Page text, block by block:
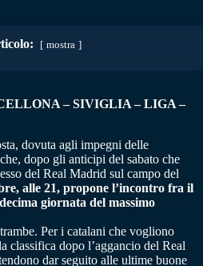
mostra
– SIVIGLIA – LIGA –
dovuta agli impegni delle
dopo gli anticipi del sabato che
del Real Madrid sul campo del
alle 21, propone l’incontro fra il
giornata del massimo
Per i catalani che vogliono
classifica dopo l’aggancio del Real
dar seguito alle ultime buone